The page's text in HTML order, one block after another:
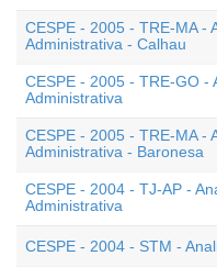
CESPE - 2005 - TRE-MA -
Administrativa - Calhau
CESPE - 2005 - TRE-GO -
Administrativa
CESPE - 2005 - TRE-MA -
Administrativa - Baronesa
CESPE - 2004 - TJ-AP -
Administrativa
CESPE - 2004 - STM -